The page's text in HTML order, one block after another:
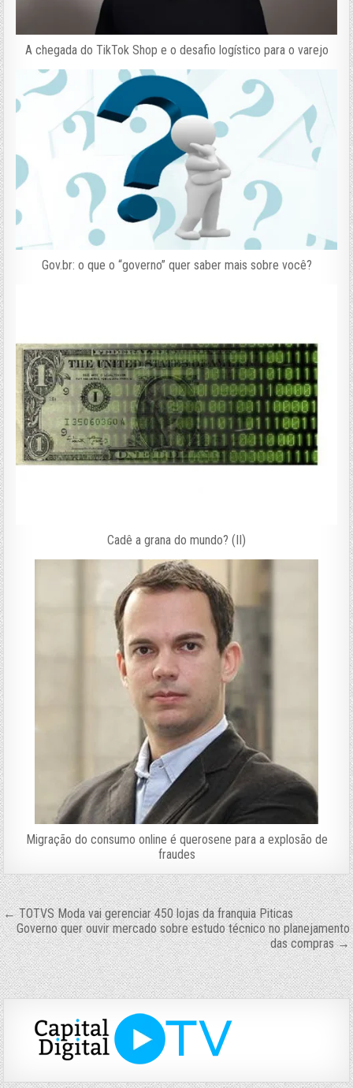
A chegada do TikTok Shop e o desafio logístico para o varejo
Gov.br: o que o “governo” quer saber mais sobre você?
Cadê a grana do mundo? (II)
Migração do consumo online é querosene para a explosão de
fraudes
Navegação
de
Post
← TOTVS Moda vai gerenciar 450 lojas da franquia Piticas
Governo quer ouvir mercado sobre estudo técnico no planejamento
das compras →